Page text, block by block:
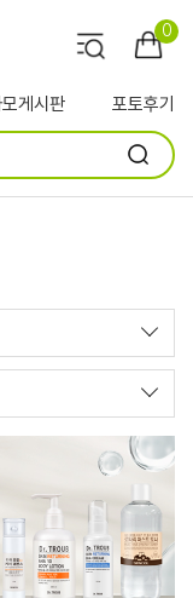
0
게시판 포토후기